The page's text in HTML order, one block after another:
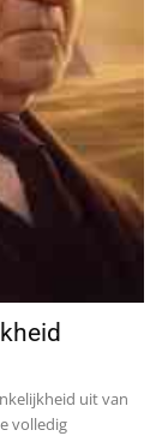
uit van
volledig